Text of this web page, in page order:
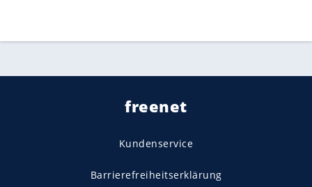
freenet
Kundenservice
Barrierefreiheitserklärung